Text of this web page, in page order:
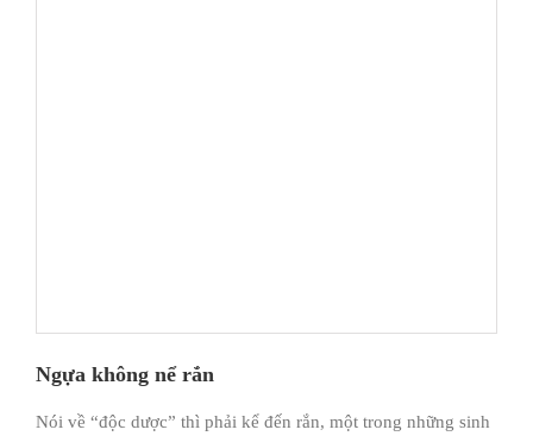
Ngựa không nể rắn
Nói về “độc dược” thì phải kể đến rắn, một trong những sinh